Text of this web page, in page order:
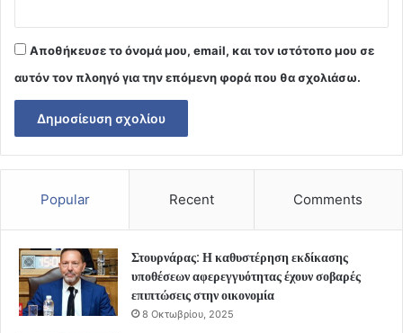
Αποθήκευσε το όνομά μου, email, και τον ιστότοπο μου σε
αυτόν τον πλοηγό για την επόμενη φορά που θα σχολιάσω.
Popular Recent Comments
Στουρνάρας: Η καθυστέρηση εκδίκασης
υποθέσεων αφερεγγυότητας έχουν σοβαρές
επιπτώσεις στην οικονομία
8 Οκτωβρίου, 2025